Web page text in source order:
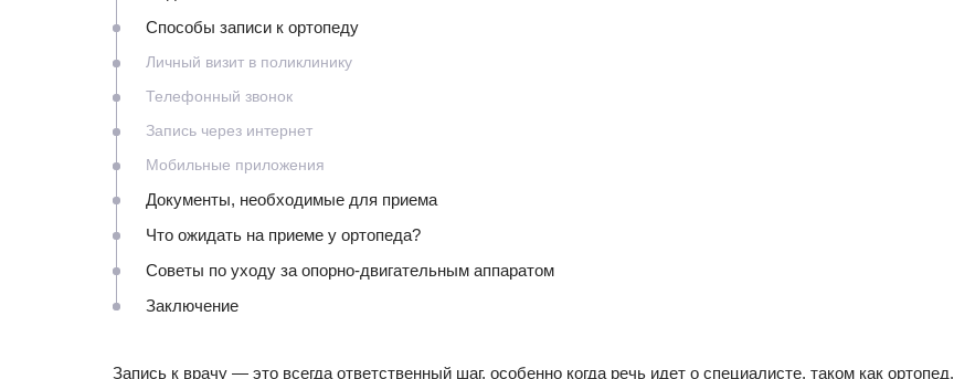
Способы записи к ортопеду
Личный визит в поликлинику
Телефонный звонок
Запись через интернет
Мобильные приложения
Документы, необходимые для приема
Что ожидать на приеме у ортопеда?
Советы по уходу за опорно-двигательным аппаратом
Заключение
Запись к врачу — это всегда ответственный шаг, особенно когда речь идет о специалисте, таком как ортопед.